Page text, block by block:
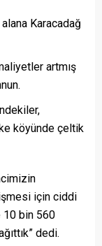
Karacadağ
artmış
köyünde çeltik
için ciddi
10 bin 560
dedi.